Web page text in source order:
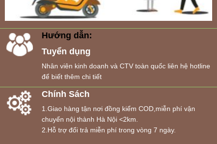
Hướng dẫn:
Tuyển dụng
Nhân viên kinh doanh và CTV toàn quốc liên hệ hotline
để biết thêm chi tiết
Chính Sách
1.Giao hàng tận nơi đồng kiểm COD,miễn phí vận
chuyển nội thành Hà Nội <2km.
2.Hỗ trợ đổi trả miễn phí trong vòng 7 ngày.